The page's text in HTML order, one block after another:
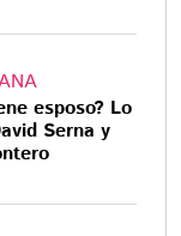
esposo? Lo
Serna y